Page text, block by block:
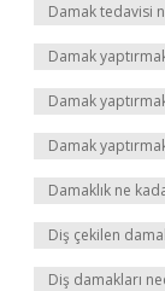
Damak tedavisi
Damak
Damak
Damak
Damaklık ne
Diş çekilen
Diş damakları